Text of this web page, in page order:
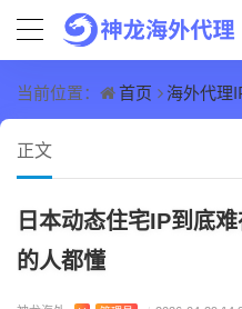
当前位置： 首页 海外代理
正文
日本动态住宅IP到底
的人都懂